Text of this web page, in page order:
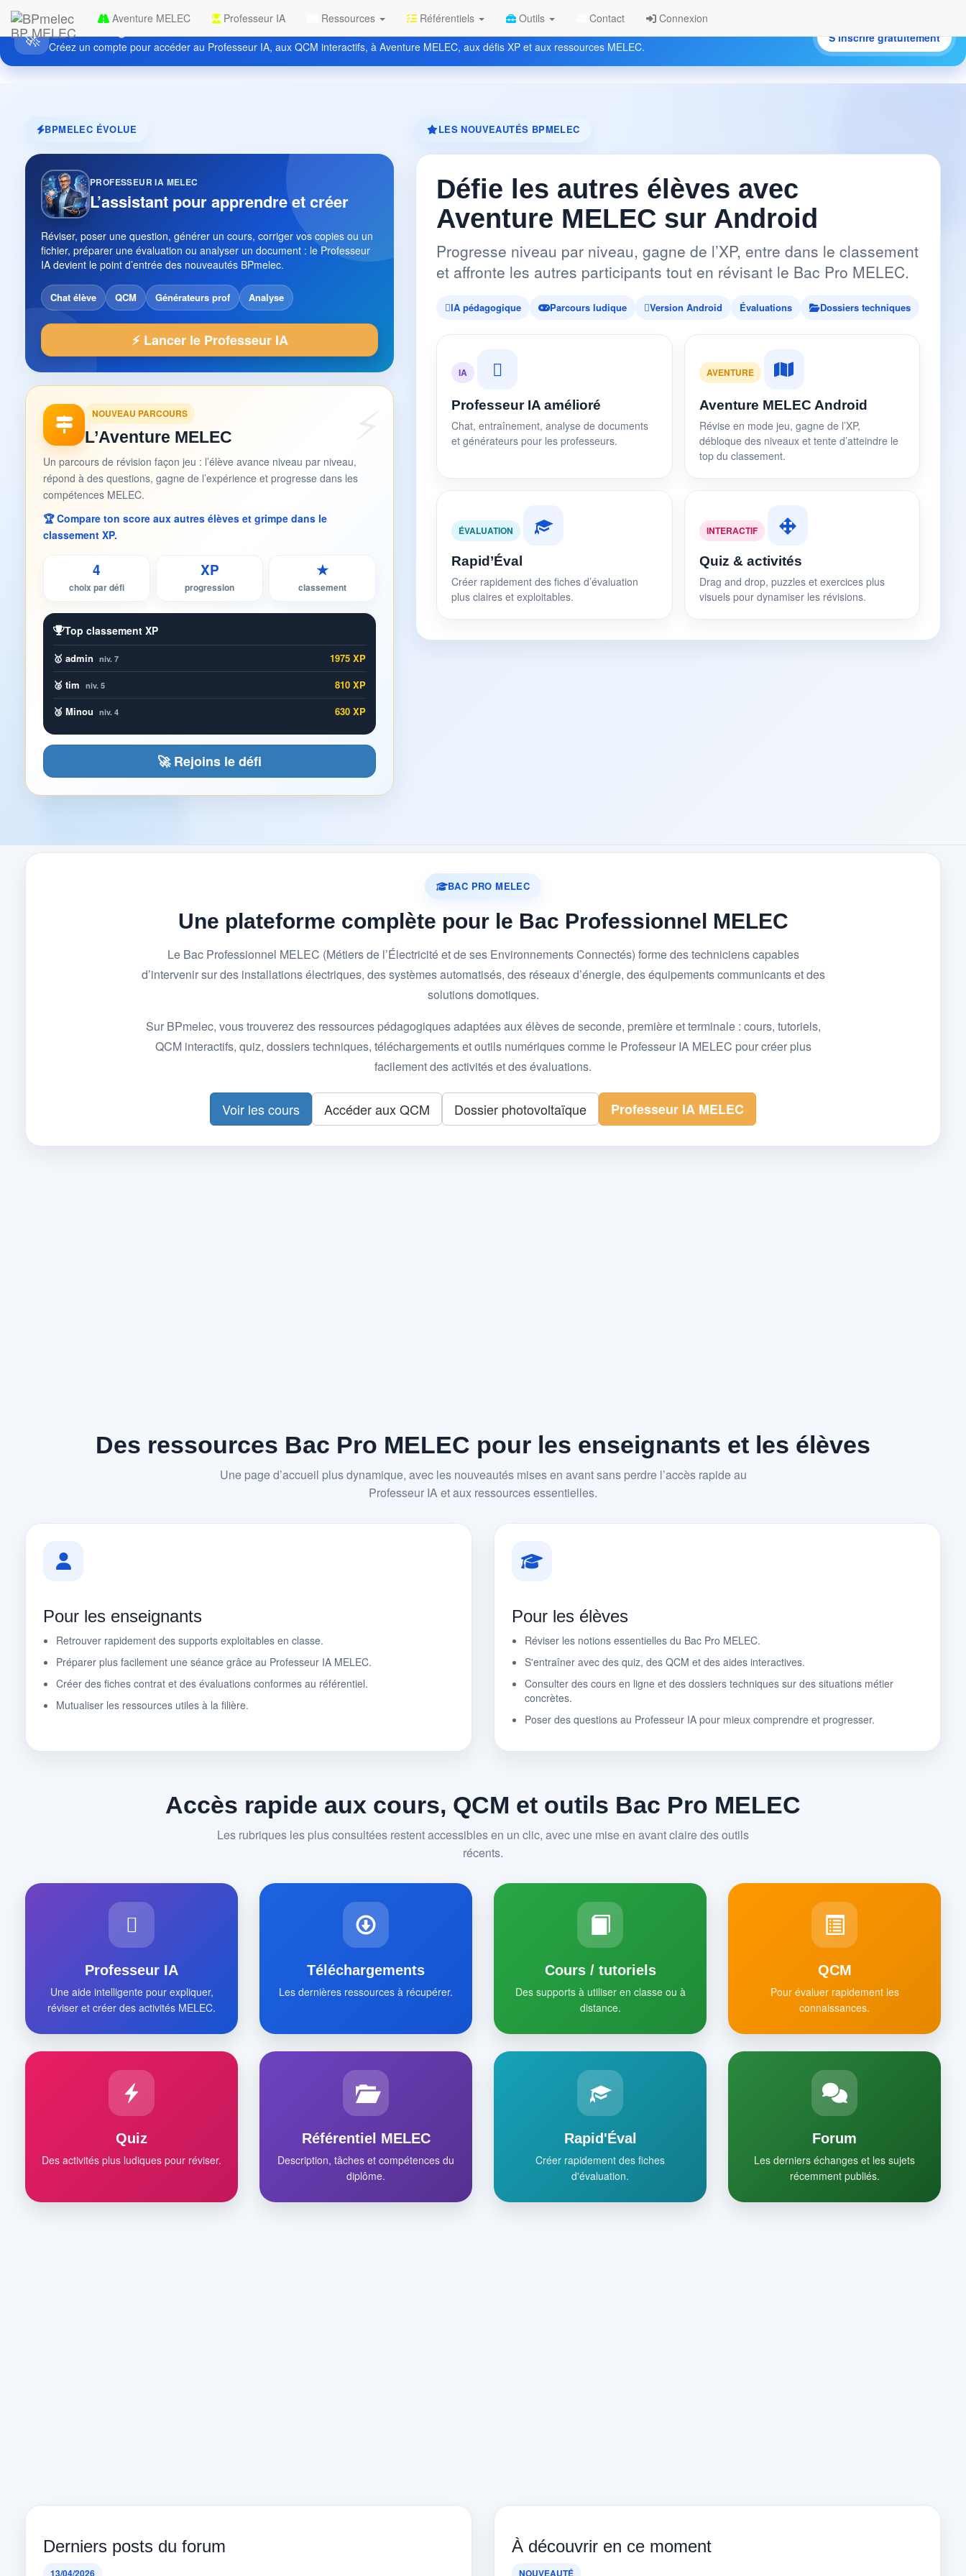
BP MELEC
Aventure MELEC Professeur IA Ressources Référentiels Outils Contact Connexion
🚀 Découvrez gratuitement BPmelec
Créez un compte pour accéder au Professeur IA, aux QCM interactifs, à Aventure MELEC, aux défis XP et aux ressources MELEC.
S’inscrire gratuitement
BPMELEC ÉVOLUE
PROFESSEUR IA MELEC
L’assistant pour apprendre et créer
Réviser, poser une question, générer un cours, corriger vos copies ou un
fichier, préparer une évaluation ou analyser un document : le Professeur
IA devient le point d’entrée des nouveautés BPmelec.
Chat élève QCM Générateurs prof Analyse
⚡ Lancer le Professeur IA
NOUVEAU PARCOURS
L’Aventure MELEC
Un parcours de révision façon jeu : l’élève avance niveau par niveau,
répond à des questions, gagne de l’expérience et progresse dans les
compétences MELEC.
🏆 Compare ton score aux autres élèves et grimpe dans le
classement XP.
4
choix par défi
XP
progression
★
classement
Top classement XP
🥇 admin niv. 7
1975 XP
🥈 tim niv. 5
810 XP
🥉 Minou niv. 4 630 XP
🚀 Rejoins le défi
LES NOUVEAUTÉS BPMELEC
Défie les autres élèves avec
Aventure MELEC sur Android
Progresse niveau par niveau, gagne de l’XP, entre dans le classement
et affronte les autres participants tout en révisant le Bac Pro MELEC.
IA pédagogique Parcours ludique Version Android Évaluations Dossiers techniques
IA
Professeur IA amélioré
Chat, entraînement, analyse de documents
et générateurs pour les professeurs.
AVENTURE
Aventure MELEC Android
Révise en mode jeu, gagne de l’XP,
débloque des niveaux et tente d’atteindre le
top du classement.
ÉVALUATION
Rapid’Éval
Créer rapidement des fiches d’évaluation
plus claires et exploitables.
INTERACTIF
Quiz & activités
Drag and drop, puzzles et exercices plus
visuels pour dynamiser les révisions.
BAC PRO MELEC
Une plateforme complète pour le Bac Professionnel MELEC
Le Bac Professionnel MELEC (Métiers de l’Électricité et de ses Environnements Connectés) forme des techniciens capables
d’intervenir sur des installations électriques, des systèmes automatisés, des réseaux d’énergie, des équipements communicants et des
solutions domotiques.
Sur BPmelec, vous trouverez des ressources pédagogiques adaptées aux élèves de seconde, première et terminale : cours, tutoriels,
QCM interactifs, quiz, dossiers techniques, téléchargements et outils numériques comme le Professeur IA MELEC pour créer plus
facilement des activités et des évaluations.
Voir les cours Accéder aux QCM Dossier photovoltaïque Professeur IA MELEC
Des ressources Bac Pro MELEC pour les enseignants et les élèves
Une page d’accueil plus dynamique, avec les nouveautés mises en avant sans perdre l’accès rapide au
Professeur IA et aux ressources essentielles.
Pour les enseignants
Retrouver rapidement des supports exploitables en classe.
Préparer plus facilement une séance grâce au Professeur IA MELEC.
Créer des fiches contrat et des évaluations conformes au référentiel.
Mutualiser les ressources utiles à la filière.
Pour les élèves
Réviser les notions essentielles du Bac Pro MELEC.
S'entraîner avec des quiz, des QCM et des aides interactives.
Consulter des cours en ligne et des dossiers techniques sur des situations métier
concrètes.
Poser des questions au Professeur IA pour mieux comprendre et progresser.
Accès rapide aux cours, QCM et outils Bac Pro MELEC
Les rubriques les plus consultées restent accessibles en un clic, avec une mise en avant claire des outils
récents.
Professeur IA
Une aide intelligente pour expliquer,
réviser et créer des activités MELEC.
Téléchargements
Les dernières ressources à récupérer.
Cours / tutoriels
Des supports à utiliser en classe ou à
distance.
QCM
Pour évaluer rapidement les
connaissances.
Quiz
Des activités plus ludiques pour réviser.
Référentiel MELEC
Description, tâches et compétences du
diplôme.
Rapid'Éval
Créer rapidement des fiches
d'évaluation.
Forum
Les derniers échanges et les sujets
récemment publiés.
Derniers posts du forum
13/04/2026
À découvrir en ce moment
NOUVEAUTÉ